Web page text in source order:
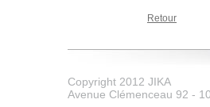
Retour
Copyright 2012 JIKA
Avenue Clémenceau 92 -